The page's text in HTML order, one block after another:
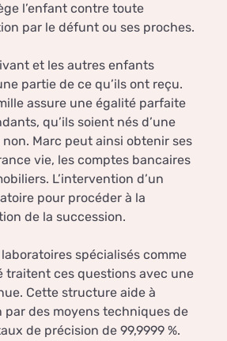
l’enfant contre toute
par le défunt ou ses proches.
et les autres enfants
partie de ce qu’ils ont reçu.
assure une égalité parfaite
qu’ils soient nés d’une
Marc peut ainsi obtenir ses
vie, les comptes bancaires
L’intervention d’un
pour procéder à la
de la succession.
laboratoires spécialisés comme
traitent ces questions avec une
Cette structure aide à
des moyens techniques de
de précision de 99,9999 %.